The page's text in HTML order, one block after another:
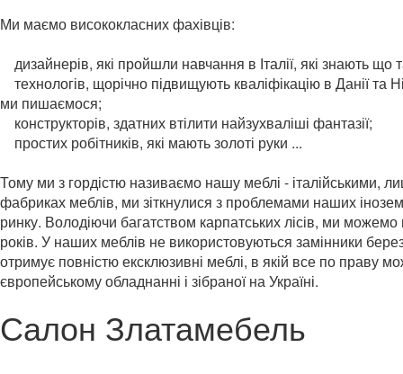
Ми маємо висококласних фахівців:
дизайнерів, які пройшли навчання в Італії, які знають що
технологів, щорічно підвищують кваліфікацію в Данії
ми пишаємося;
конструкторів, здатних втілити найзухваліші фантазії;
простих робітників, які мають золоті руки ...
Тому ми з гордістю називаємо нашу меблі - італійськими,
фабриках меблів, ми зіткнулися з проблемами наших
ринку. Володіючи багатством карпатських лісів, ми
років. У наших меблів не використовуються замінники
отримує повністю ексклюзивні меблі, в якій все по праву
європейському обладнанні і зібраної на Україні.
Салон Златамебель